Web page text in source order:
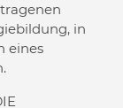
in
eines